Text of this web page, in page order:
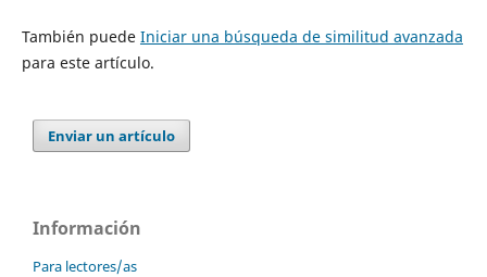
También puede Iniciar una búsqueda de similitud avanzada
para este artículo.
Enviar un artículo
Información
Para lectores/as